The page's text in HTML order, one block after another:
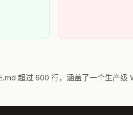
超过 600 行，涵盖了一个生产级